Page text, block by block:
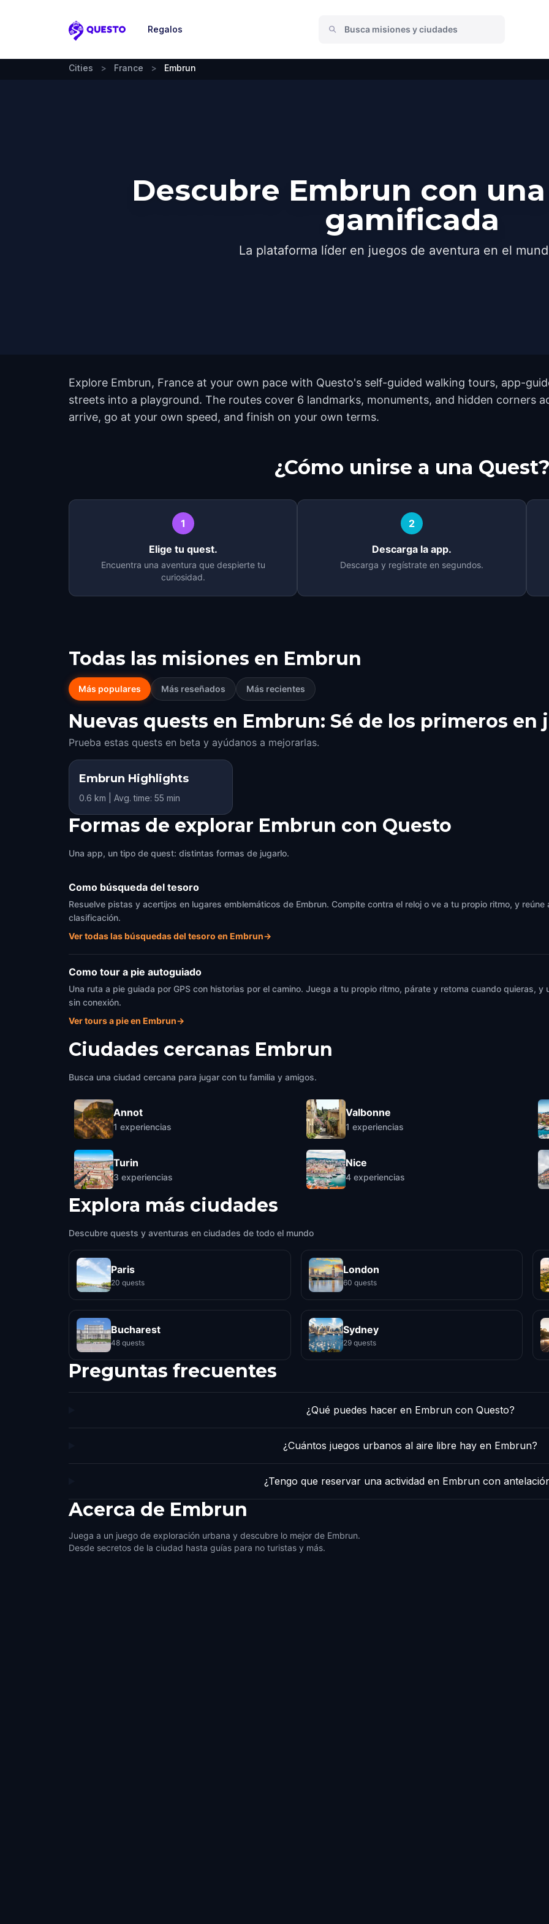
Questo
Regalos
Cities > France > Embrun
Descubre Embrun con
gamificada
La plataforma líder en juegos de aventura en el
Explore Embrun, France at your own pace with Questo's self-guided walking tours, app-
streets into a playground. The routes cover 6 landmarks, monuments, and hidden corners
arrive, go at your own speed, and finish on your own terms.
¿Cómo unirse a una
1
Elige tu quest.
Encuentra una aventura que despierte tu
curiosidad.
2
Descarga la app.
Descarga y regístrate en segundos.
Todas las misiones en Embrun
Más populares Más reseñados Más recientes
Nuevas quests en Embrun: Sé de los primeros en
Prueba estas quests en beta y ayúdanos a mejorarlas.
Embrun Highlights
0.6 km | Avg. time: 55 min
Formas de explorar Embrun con Questo
Una app, un tipo de quest: distintas formas de jugarlo.
Como búsqueda del tesoro
Resuelve pistas y acertijos en lugares emblemáticos de Embrun. Compite contra el reloj o ve a tu propio ritmo, y
clasificación.
Ver todas las búsquedas del tesoro en Embrun→
Como tour a pie autoguiado
Una ruta a pie guiada por GPS con historias por el camino. Juega a tu propio ritmo, párate y retoma cuando quieras,
sin conexión.
Ver tours a pie en Embrun→
Ciudades cercanas Embrun
Busca una ciudad cercana para jugar con tu familia y amigos.
Annot
1 experiencias
Turin
3 experiencias
Valbonne
1 experiencias
Nice
4 experiencias
Explora más ciudades
Descubre quests y aventuras en ciudades de todo el mundo
Paris
20 quests
London
60 quests
Bucharest
48 quests
Sydney
29 quests
Preguntas frecuentes
¿Qué puedes hacer en Embrun con Questo?
¿Cuántos juegos urbanos al aire libre hay en Embrun?
¿Tengo que reservar una actividad en Embrun con
Acerca de Embrun
Juega a un juego de exploración urbana y descubre lo mejor de Embrun.
Desde secretos de la ciudad hasta guías para no turistas y más.